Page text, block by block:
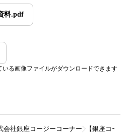
料.pdf
いる画像ファイルがダウンロードできます
会社銀座コージーコーナー 【銀座コー